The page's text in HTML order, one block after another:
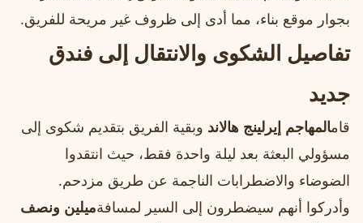
بجوار موقع بناء، مما أدى إلى ظروف غير مريحة للفريق.
تفاصيل الشكوى والانتقال إلى فندق
جديد
قامالمهاجم إيرلينج هالاند وبقية الفريق بتقديم شكوى إلى
مسؤولي البعثة بعد ليلة واحدة فقط، حيث انتقدوا
الضوضاء والاضطرابات الناجمة عن طريق مزدحم.
وأدركوا أنهم سيضطرون إلى السير لمسافةميلين ونصف